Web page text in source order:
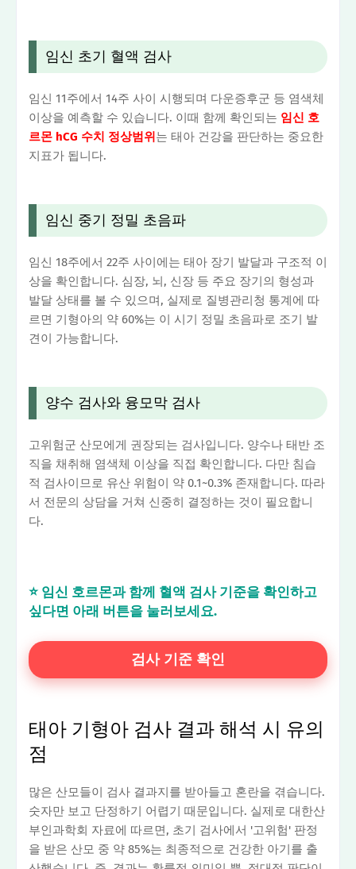
임신 초기 혈액 검사
임신 11주에서 14주 사이 시행되며 다운증후군 등 염색체
이상을 예측할 수 있습니다. 이때 함께 확인되는 임신 호
르몬 hCG 수치 정상범위는 태아 건강을 판단하는 중요한
지표가 됩니다.
임신 중기 정밀 초음파
임신 18주에서 22주 사이에는 태아 장기 발달과 구조적 이
상을 확인합니다. 심장, 뇌, 신장 등 주요 장기의 형성과
발달 상태를 볼 수 있으며, 실제로 질병관리청 통계에 따
르면 기형아의 약 60%는 이 시기 정밀 초음파로 조기 발
견이 가능합니다.
양수 검사와 융모막 검사
고위험군 산모에게 권장되는 검사입니다. 양수나 태반 조
직을 채취해 염색체 이상을 직접 확인합니다. 다만 침습
적 검사이므로 유산 위험이 약 0.1~0.3% 존재합니다. 따라
서 전문의 상담을 거쳐 신중히 결정하는 것이 필요합니
다.
⭐ 임신 호르몬과 함께 혈액 검사 기준을 확인하고
싶다면 아래 버튼을 눌러보세요.
검사 기준 확인
태아 기형아 검사 결과 해석 시 유의
점
많은 산모들이 검사 결과지를 받아들고 혼란을 겪습니다.
숫자만 보고 단정하기 어렵기 때문입니다. 실제로 대한산
부인과학회 자료에 따르면, 초기 검사에서 '고위험' 판정
을 받은 산모 중 약 85%는 최종적으로 건강한 아기를 출